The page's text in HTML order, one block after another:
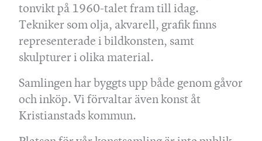
tonvikt på 1960-talet fram till idag.
Tekniker som olja, akvarell, grafik finns
representerade i bildkonsten, samt
skulpturer i olika material.
Samlingen har byggts upp både genom gåvor
och inköp. Vi förvaltar även konst åt
Kristianstads kommun.